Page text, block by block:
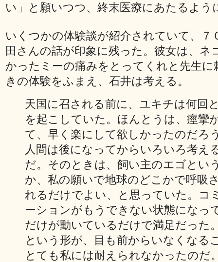
い」と願いつつ、終末医療にあたるよう
いくつかの体験談が紹介されていて、７
田さんの話が印象に残った。彼女は、ネ
かったミーの痛みをとってくれと先生に
きの体験をふまえ、石井は考える。
天国に召される前に、ユキチは何回
を起こしていた。ほんとうは、痙攣
て、早く楽にして欲しかったのだろ
人間は後になってからいろいろ考え
だ。そのときは、飼い主のエゴとい
か、私の願いで地球のどこかで呼吸
れるだけでよい、と思っていた。コ
ーションがもうできない状態になっ
だけが動いているだけで満足だった
という形が、目も前からいなくなる
とても私には耐えられなかったのだ